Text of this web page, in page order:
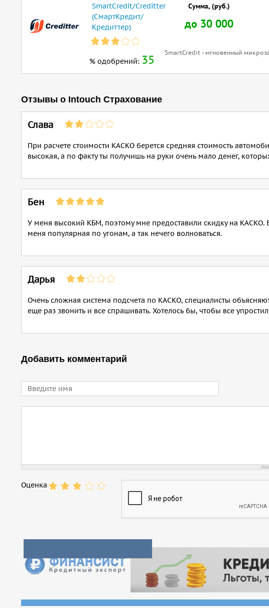
SmartCredit/Creditter
(СмартКредит/
Кредиттер)
% одобрений: 35
Сумма, (руб.)
до 30 000
SmartCredit - мгновенный
Отзывы о Intouch Страхование
Слава
При расчете стоимости КАСКО берется средняя стоимость
высокая, а по факту ты получишь на руки очень мало денег,
Бен
У меня высокий КБМ, поэтому мне предоставили скидку на
меня популярная по угонам, а так нечего волноваться.
Дарья
Очень сложная система подсчета по КАСКО, специалисты
еще раз звонить и все спрашивать. Хотелось бы, чтобы все
Добавить комментарий
Имя
Оценка